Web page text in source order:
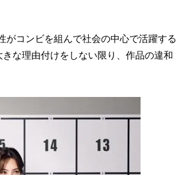
がコンビを組んで社会の中心で活躍する
な理由付けをしない限り、作品の違和